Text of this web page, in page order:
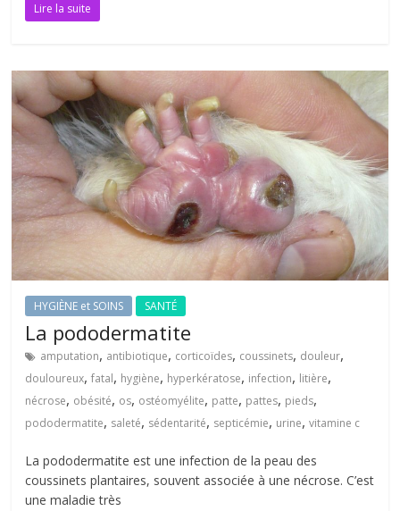
Lire la suite
HYGIÈNE et SOINS SANTÉ
La pododermatite
amputation, antibiotique, corticoïdes, coussinets, douleur,
douloureux,fatal, hygiène, hyperkératose, infection, litière,
nécrose, obésité, os, ostéomyélite, patte, pattes, pieds,
pododermatite, saleté, sédentarité, septicémie, urine,vitamine c
La pododermatite est une infection de la peau des
coussinets plantaires, souvent associée à une nécrose. C’est
une maladie très